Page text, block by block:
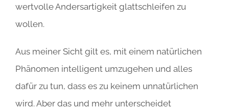
wertvolle Andersartigkeit glattschleifen zu
wollen.
Aus meiner Sicht gilt es, mit einem natürlichen
Phänomen intelligent umzugehen und alles
dafür zu tun, dass es zu keinem unnatürlichen
wird. Aber das und mehr unterscheidet